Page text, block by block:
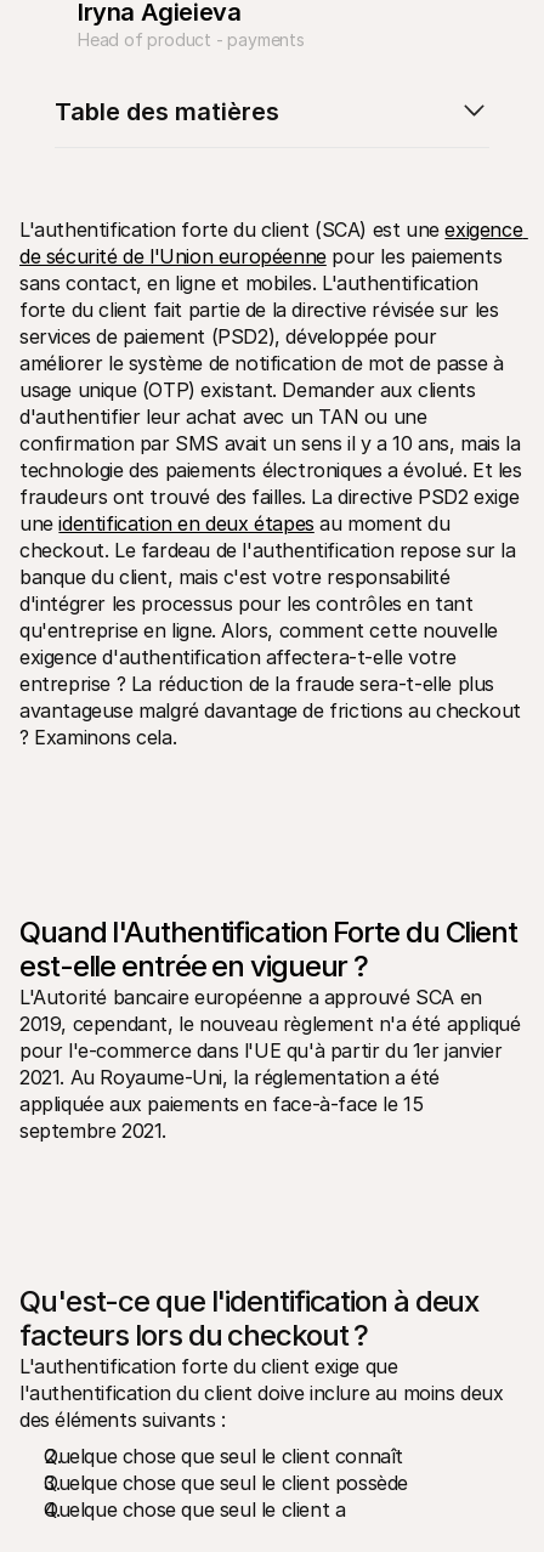
jour
Bibliothèques
Intégrez Mollie avec des packages prêts à l'emploi
Communauté Discord
Rejoignez notre communauté de développeurs
À propos de Mollie
Tarifs
Consultez nos tarifs
À propos
Notre histoire et nos valeurs
Actualités
Lire les dernières actualités de
Mollie
Nous rejoindre
Rejoignez notre équipe - nous
recrutons !
nos
Contact
Pour les consommateurs
Découvrez pourquoi Mollie figure sur votre relevé bancaire
Pour les clients Mollie
Contactez notre équipe support
Pour obtenir un devis
Découvrez comment nous pouvons aider votre entreprise
Iryna Agieieva
Head of product - payments
L'authentification forte du client (SCA) est une exigence
de sécurité de l'Union européenne pour les paiements
sans contact, en ligne et mobiles. L'authentification
forte du client fait partie de la directive révisée sur les
services de paiement (PSD2), développée pour
améliorer le système de notification de mot de passe à
usage unique (OTP) existant. Demander aux clients
d'authentifier leur achat avec un TAN ou une
confirmation par SMS avait un sens il y a 10 ans, mais la
technologie des paiements électroniques a évolué. Et les
fraudeurs ont trouvé des failles. La directive PSD2 exige
une identification en deux étapes au moment du
checkout. Le fardeau de l'authentification repose sur la
banque du client, mais c'est votre responsabilité
d'intégrer les processus pour les contrôles en tant
qu'entreprise en ligne. Alors, comment cette nouvelle
exigence d'authentification affectera-t-elle votre
entreprise ? La réduction de la fraude sera-t-elle plus
avantageuse malgré davantage de frictions au checkout
? Examinons cela.
Quand l'Authentification Forte du Client
est-elle entrée en vigueur ?
L'Autorité bancaire européenne a approuvé SCA en
2019, cependant, le nouveau règlement n'a été appliqué
pour l'e-commerce dans l'UE qu'à partir du 1er janvier
2021. Au Royaume-Uni, la réglementation a été
appliquée aux paiements en face-à-face le 15
septembre 2021.
Qu'est-ce que l'identification à deux
facteurs lors du checkout ?
L'authentification forte du client exige que
l'authentification du client doive inclure au moins deux
des éléments suivants :
Quelque chose que seul le client connaît
Quelque chose que seul le client possède
Quelque chose que seul le client a
Table des matières